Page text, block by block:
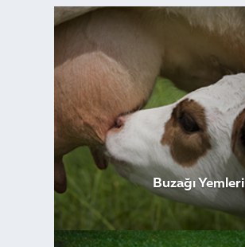
Buzağı Yemleri